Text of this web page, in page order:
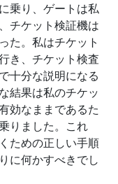
乗り、ゲートは私
チケット検証機は
た。私はチケット
き、チケット検査
十分な説明になる
結果は私のチケッ
効なままであるた
りました。これ
ための正しい手順
に何かすべきでし